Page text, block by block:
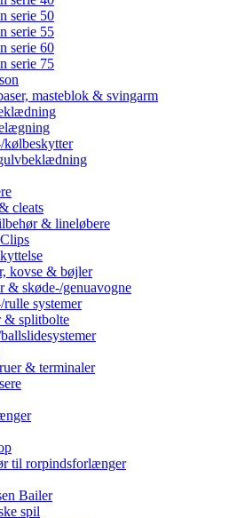
serie 50
serie 55
serie 60
serie 75
masteblok & svingarm
kølbeskytter
cleats
& lineløbere
kovse & bøjler
& skøde-/genuavogne
rulle systemer
& splitbolte
& terminaler
til rorpindsforlænger
Bailer
spil